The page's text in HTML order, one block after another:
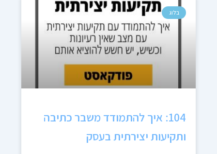
בלוג
104: איך להתמודד משבר כתיבה
ותקיעות יצירתית בעסק